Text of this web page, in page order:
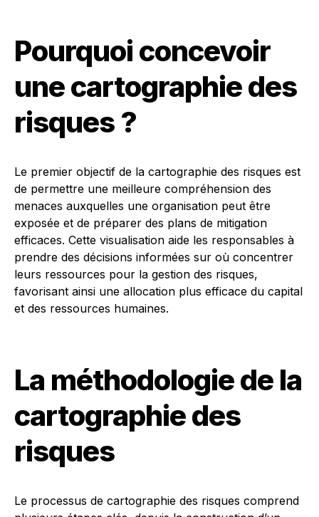
Pourquoi concevoir
une cartographie des
risques ?
Le premier objectif de la cartographie des risques est
de permettre une meilleure compréhension des
menaces auxquelles une organisation peut être
exposée et de préparer des plans de mitigation
efficaces. Cette visualisation aide les responsables à
prendre des décisions informées sur où concentrer
leurs ressources pour la gestion des risques,
favorisant ainsi une allocation plus efficace du capital
et des ressources humaines.
La méthodologie de la
cartographie des
risques
Le processus de cartographie des risques comprend